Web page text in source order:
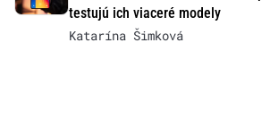
testujú ich viaceré modely
Katarína Šimková